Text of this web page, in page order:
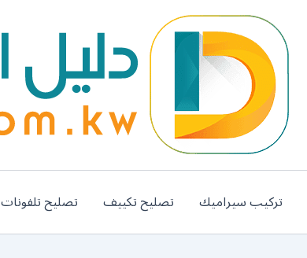
تركيب سيراميك تصليح تكييف تصليح تلفونات